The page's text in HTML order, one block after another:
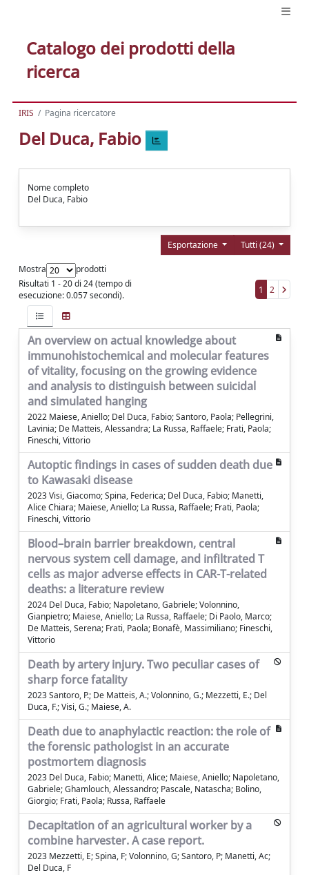
Catalogo dei prodotti della
ricerca
IRIS Pagina ricercatore
Del Duca, Fabio
Nome completo
Del Duca, Fabio
Tutti (24)
Esportazione
Mostra
prodotti
Risultati 1 - 20 di 24 (tempo di
esecuzione: 0.057 secondi).
1 2
An overview on actual knowledge about
immunohistochemical and molecular features
of vitality, focusing on the growing evidence
and analysis to distinguish between suicidal
and simulated hanging
2022 Maiese, Aniello; Del Duca, Fabio; Santoro, Paola; Pellegrini,
Lavinia; De Matteis, Alessandra; La Russa, Raffaele; Frati, Paola;
Fineschi, Vittorio
Autoptic findings in cases of sudden death due
to Kawasaki disease
2023 Visi, Giacomo; Spina, Federica; Del Duca, Fabio; Manetti,
Alice Chiara; Maiese, Aniello; La Russa, Raffaele; Frati, Paola;
Fineschi, Vittorio
Blood–brain barrier breakdown, central
nervous system cell damage, and infiltrated T
cells as major adverse effects in CAR-T-related
deaths: a literature review
2024 Del Duca, Fabio; Napoletano, Gabriele; Volonnino,
Gianpietro; Maiese, Aniello; La Russa, Raffaele; Di Paolo, Marco;
De Matteis, Serena; Frati, Paola; Bonafè, Massimiliano; Fineschi,
Vittorio
Death by artery injury. Two peculiar cases of
sharp force fatality
2023 Santoro, P.; De Matteis, A.; Volonnino, G.; Mezzetti, E.; Del
Duca, F.; Visi, G.; Maiese, A.
Death due to anaphylactic reaction: the role of
the forensic pathologist in an accurate
postmortem diagnosis
2023 Del Duca, Fabio; Manetti, Alice; Maiese, Aniello; Napoletano,
Gabriele; Ghamlouch, Alessandro; Pascale, Natascha; Bolino,
Giorgio; Frati, Paola; Russa, Raffaele
Decapitation of an agricultural worker by a
combine harvester. A case report.
2023 Mezzetti, E; Spina, F; Volonnino, G; Santoro, P; Manetti, Ac;
Del Duca, F